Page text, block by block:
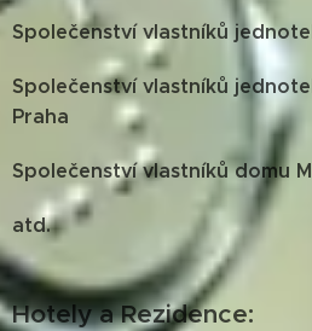
Společenství vlastníků
Společenství vlastníků
Praha
Společenství vlastníků domu
atd.
Hotely a Rezidence: